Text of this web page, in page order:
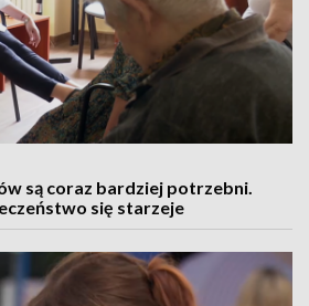
są coraz bardziej potrzebni.
się starzeje